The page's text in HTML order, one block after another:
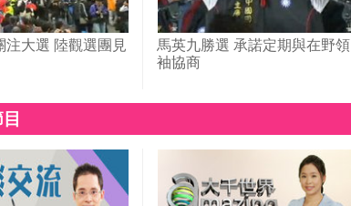
注大選 陸觀選團見
馬英九勝選 承諾定期與在野領
袖協商